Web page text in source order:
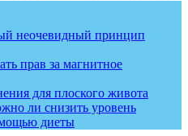
неочевидный принцип
прав за магнитное
для плоского живота
ли снизить уровень
диеты